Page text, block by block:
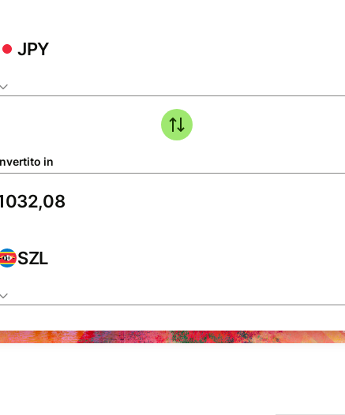
JPY
in
SZL